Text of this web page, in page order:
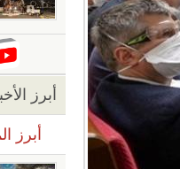
أبرز
أبرز